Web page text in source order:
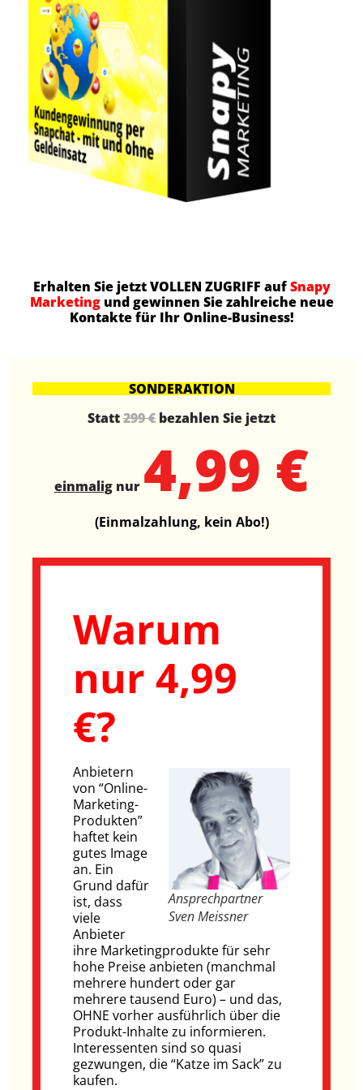
Erhalten Sie jetzt VOLLEN ZUGRIFF aufSnapy
Marketingund gewinnen Sie zahlreiche neue
Kontakte für Ihr Online-Business!
SONDERAKTION
Statt299 € bezahlen Sie jetzt
einmalig nur 4,99 €
(Einmalzahlung, kein Abo!)
Warum
nur 4,99
€?
Ansprechpartner
Sven Meissner
Anbietern
von “Online-
Marketing-
Produkten”
haftet kein
gutes Image
an. Ein
Grund dafür
ist, dass
viele
Anbieter
ihre Marketingprodukte für sehr
hohe Preise anbieten (manchmal
mehrere hundert oder gar
mehrere tausend Euro) – und das,
OHNE vorher ausführlich über die
Produkt-Inhalte zu informieren.
Interessenten sind so quasi
gezwungen, die “Katze im Sack” zu
kaufen.